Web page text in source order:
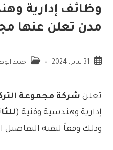
وظائف إدارية
مدن تعلن عنها
31 يناير، 2024 جديد
تعلن شركة مجموعة
إدارية وهندسية وفنية (
وذلك وفقاً لبقية التفاصيل